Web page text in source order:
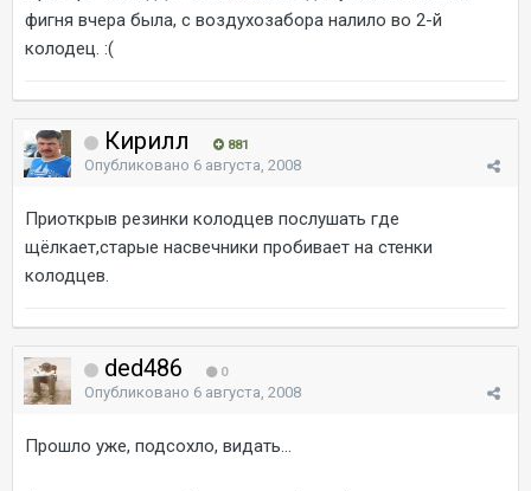
фигня вчера была, с воздухозабора налило во 2-й
колодец. :(
Кирилл 881
Опубликовано 6 августа, 2008
Приоткрыв резинки колодцев послушать где
щёлкает,старые насвечники пробивает на стенки
колодцев.
ded486 0
Опубликовано 6 августа, 2008
Прошло уже, подсохло, видать...